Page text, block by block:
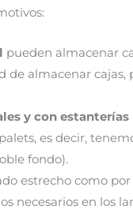
pueden almacenar
de almacenar cajas,
y con
es decir,
fondo).
estrecho como
necesarios en los